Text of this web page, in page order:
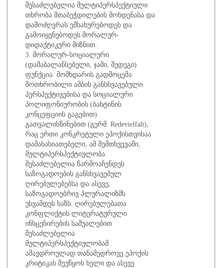
შესაძლებელია მულტიპერსპექტიული
თხრობა შთაბეჭდილების მოხდენასა და
დამოძღვრას ემსახურებოდეს და
გამოიყენებოდეს მორალურ-
დიდაქტიკური მიზნით.
3. მორალურ-სოციალური
(დამაბალანსებელი, ჯამი, შედეგი)
ფუნქცია: მომხდარის გადმოცემა
მოთხრობილი ამბის განსხვავებული
პერსპექტივებისა და სოციალური
პოლიფონიურობის (ბახტინის
კონცეფციის გაგებით)
გათვალისწინებით (გერმ. Redevielfalt),
რაც ერთი კონკრეტული ეპოქისთვისაა
დამახასიათებელი, ამ შემთხვევაში,
მულტიპერსპექტიულობა
შესაძლებელია წარმოაჩენდეს
საზოგადოების განსხვავებულ
ღირებულებებსა და ასევე,
საზოგადოებრივ პლურალიზმს
უსვამდეს ხაზს. ღირებულებათა
კონფლიქტის ლიტერატურული
ინსცენირების საშუალებით
შესაძლებელია
მულტიპერსპექტიულობამ
ამავდროულად თანამედროვე ეპოქის
კრიტიკას შეუწყოს ხელი და ასევე